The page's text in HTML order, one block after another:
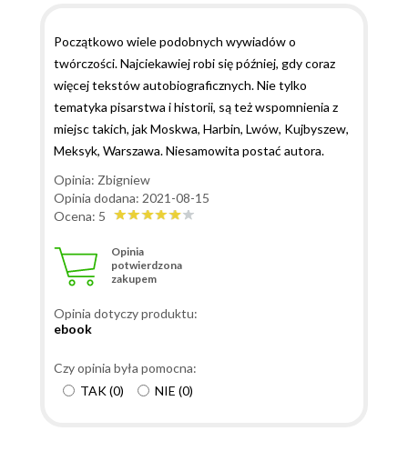
Początkowo wiele podobnych wywiadów o
twórczości. Najciekawiej robi się później, gdy coraz
więcej tekstów autobiograficznych. Nie tylko
tematyka pisarstwa i historii, są też wspomnienia z
miejsc takich, jak Moskwa, Harbin, Lwów, Kujbyszew,
Meksyk, Warszawa. Niesamowita postać autora.
Opinia: Zbigniew
Opinia dodana: 2021-08-15
Ocena: 5
Opinia
potwierdzona
zakupem
Opinia dotyczy produktu:
ebook
Czy opinia była pomocna:
TAK(0) NIE (0)